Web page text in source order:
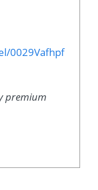
0029Vafhpf
premium